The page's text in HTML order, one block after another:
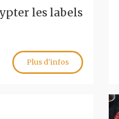
les labels
Plus d'infos